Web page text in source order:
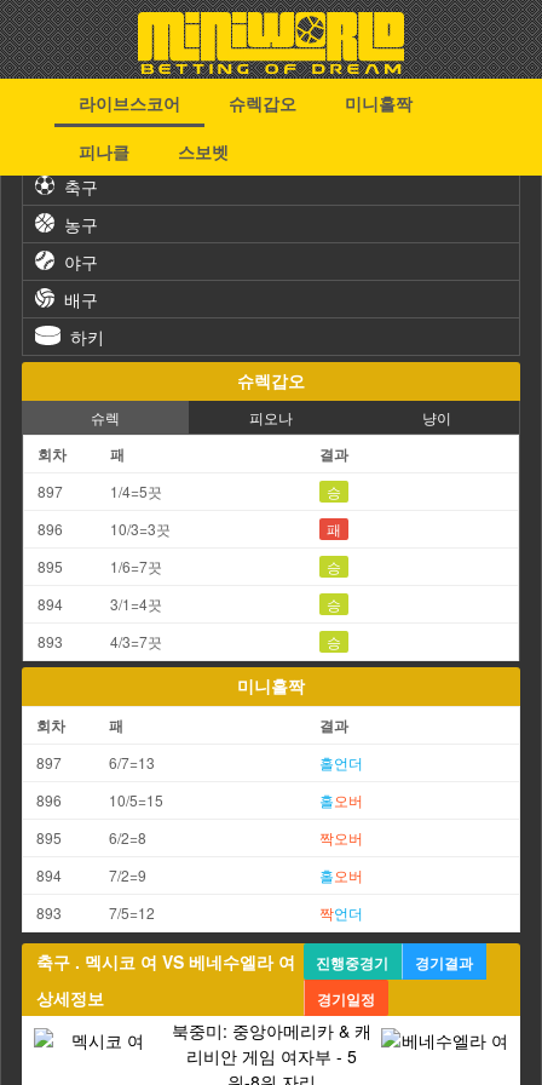
라이브스코어 슈렉갑오
미니홀짝
피나클
스보벳
축구
농구
야구
배구
하키
슈렉갑오
슈렉 피오나 냥이
회차 패 결과
897 1/4=5끗
승
896
10/3=3끗
패
895
1/6=7끗
승
894
3/1=4끗
승
893
4/3=7끗 승
미니홀짝
회차 패 결과
897 6/7=13 홀언더
896
10/5=15 홀오버
895
6/2=8 짝오버
894
7/2=9 홀오버
893
7/5=12 짝언더
축구 . 멕시코 여 VS 베네수엘라 여
상세정보
진행중경기
경기결과
경기일정
북중미: 중앙아메리카 & 캐
리비안 게임 여자부 - 5